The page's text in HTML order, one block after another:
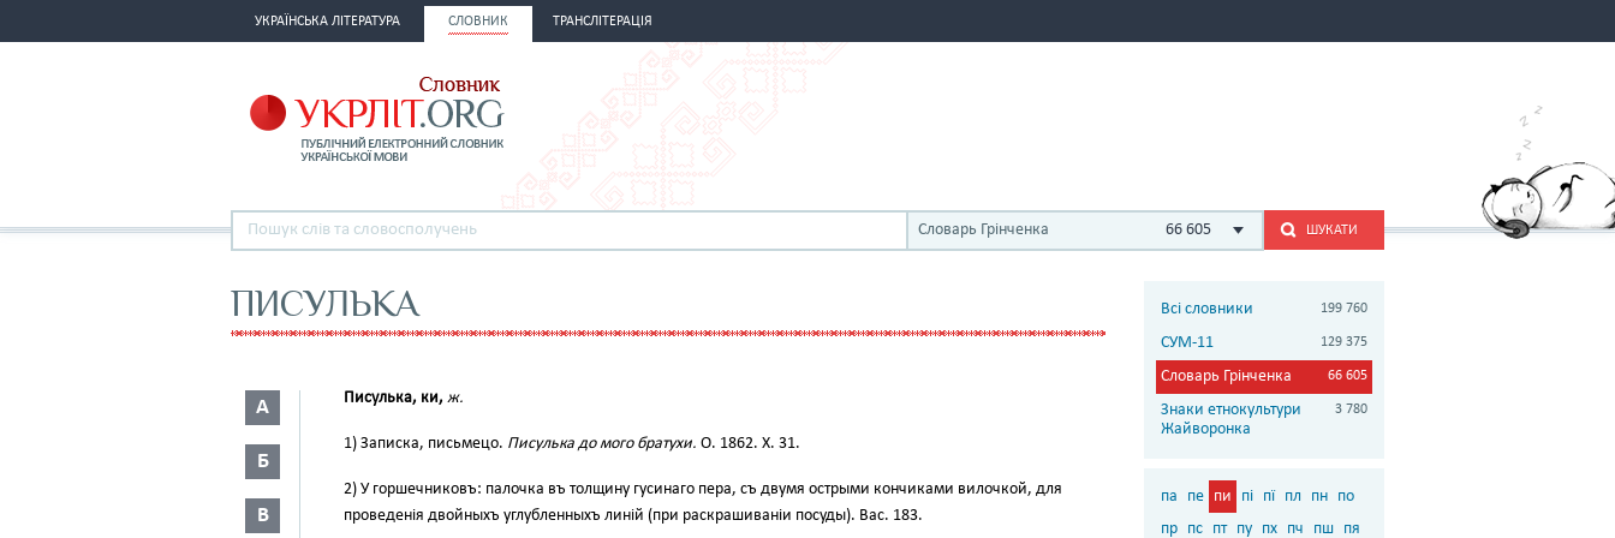
УКРАЇНСЬКА ЛІТЕРАТУРА СЛОВНИК ТРАНСЛІТЕРАЦІЯ
Словарь Грінченка 66 605 ШУКАТИ
ПИСУЛЬКА
А
Б
В
Писулька, ки, ж.
1) Записка, письмецо. Писулька до мого братухи. О. 1862. X. 31.
2) У горшечниковъ: палочка въ толщину гусинаго пера, съ двумя острыми кончиками вилочкой, для
проведенія двойныхъ углубленныхъ линій (при раскрашиваніи посуды). Вас. 183.
Всі словники 199 760
СУМ-11 129 375
Словарь Грінченка 66 605
Знаки етнокультури
Жайворонка
3 780
па пе пи пі пї пл пн по
пр пс пт пу пх пч пш пя